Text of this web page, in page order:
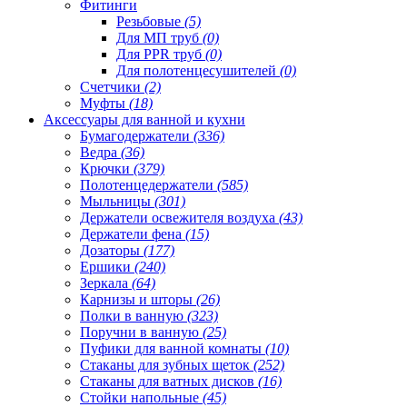
Фитинги
Резьбовые (5)
Для МП труб (0)
Для PPR труб (0)
Для полотенцесушителей (0)
Счетчики (2)
Муфты (18)
Аксессуары для ванной и кухни
Бумагодержатели (336)
Ведра (36)
Крючки (379)
Полотенцедержатели (585)
Мыльницы (301)
Держатели освежителя воздуха (43)
Держатели фена (15)
Дозаторы (177)
Ершики (240)
Зеркала (64)
Карнизы и шторы (26)
Полки в ванную (323)
Поручни в ванную (25)
Пуфики для ванной комнаты (10)
Стаканы для зубных щеток (252)
Стаканы для ватных дисков (16)
Стойки напольные (45)